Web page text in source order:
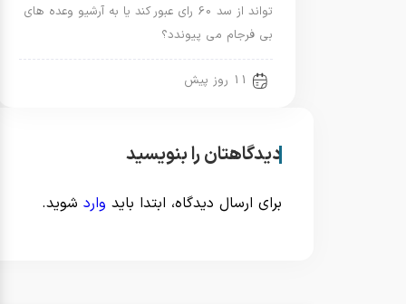
تواند از سد 60 رای عبور کند یا به آرشیو وعده های
بی فرجام می پیوندد؟
11 روز پیش
دیدگاهتان را بنویسید
برای ارسال دیدگاه، ابتدا باید وارد شوید.